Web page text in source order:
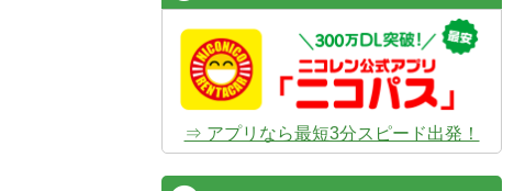
⇒ アプリなら最短3分スピード出発！